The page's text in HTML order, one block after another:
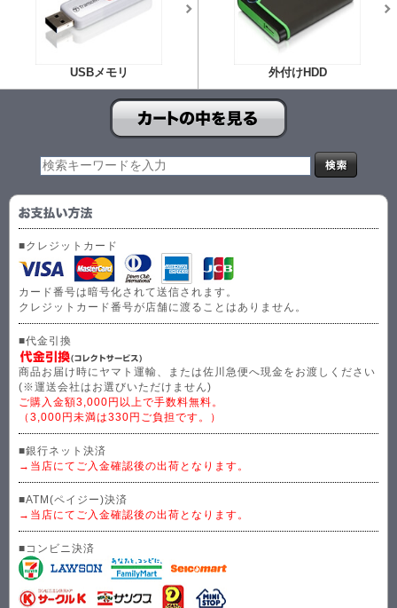
USBメモリ 外付けHDD
■クレジットカード
カード番号は暗号化されて送信されます。
クレジットカード番号が店舗に渡ることはありません。
■代金引換
商品お届け時にヤマト運輸、または佐川急便へ現金をお渡しください
(※運送会社はお選びいただけません)
ご購入金額3,000円以上で手数料無料。
（3,000円未満は330円ご負担です。）
■銀行ネット決済
→当店にてご入金確認後の出荷となります。
■ATM(ペイジー)決済
→当店にてご入金確認後の出荷となります。
■コンビニ決済